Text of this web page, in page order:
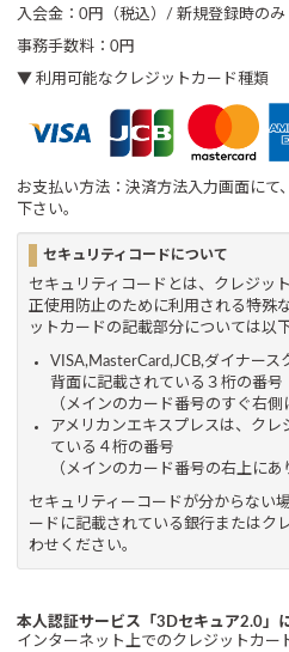
入会金：0円（税込）/ 新規登録時のみ
事務手数料：0円
利用可能なクレジットカード種類
お支払い方法：決済方法入力画面にて
下さい。
セキュリティコードについて
セキュリティコードとは、クレジッ
正使用防止のために利用される特殊
ットカードの記載部分については以
VISA,MasterCard,JCB,ダイナー
背面に記載されている３桁の番号
（メインのカード番号のすぐ右側
アメリカンエキスプレスは、ク
ている４桁の番号
（メインのカード番号の右上にあ
セキュリティーコードが分からない
ードに記載されている銀行またはク
わせください。
本人認証サービス「3Dセキュア2.0」
インターネット上でのクレジットカー